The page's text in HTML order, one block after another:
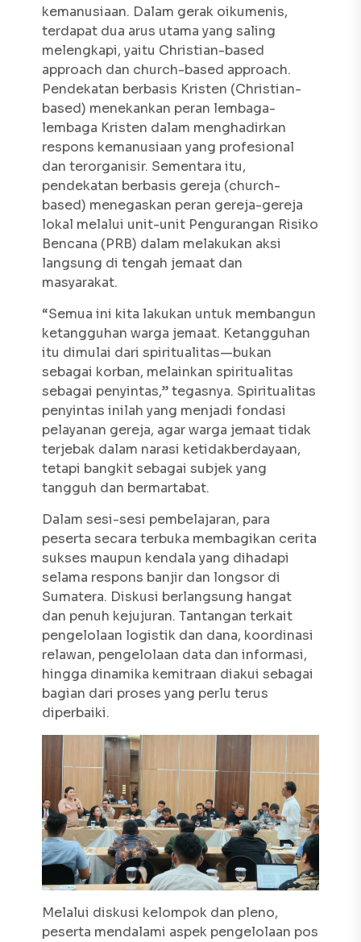
kemanusiaan. Dalam gerak oikumenis,
terdapat dua arus utama yang saling
melengkapi, yaitu Christian-based
approach dan church-based approach.
Pendekatan berbasis Kristen (Christian-
based) menekankan peran lembaga-
lembaga Kristen dalam menghadirkan
respons kemanusiaan yang profesional
dan terorganisir. Sementara itu,
pendekatan berbasis gereja (church-
based) menegaskan peran gereja-gereja
lokal melalui unit-unit Pengurangan Risiko
Bencana (PRB) dalam melakukan aksi
langsung di tengah jemaat dan
masyarakat.
“Semua ini kita lakukan untuk membangun
ketangguhan warga jemaat. Ketangguhan
itu dimulai dari spiritualitas—bukan
sebagai korban, melainkan spiritualitas
sebagai penyintas,” tegasnya. Spiritualitas
penyintas inilah yang menjadi fondasi
pelayanan gereja, agar warga jemaat tidak
terjebak dalam narasi ketidakberdayaan,
tetapi bangkit sebagai subjek yang
tangguh dan bermartabat.
Dalam sesi-sesi pembelajaran, para
peserta secara terbuka membagikan cerita
sukses maupun kendala yang dihadapi
selama respons banjir dan longsor di
Sumatera. Diskusi berlangsung hangat
dan penuh kejujuran. Tantangan terkait
pengelolaan logistik dan dana, koordinasi
relawan, pengelolaan data dan informasi,
hingga dinamika kemitraan diakui sebagai
bagian dari proses yang perlu terus
diperbaiki.
Melalui diskusi kelompok dan pleno,
peserta mendalami aspek pengelolaan pos